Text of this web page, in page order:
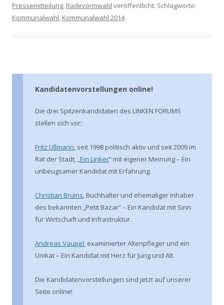
Pressemitteilung, Radevormwald veröffentlicht. Schlagworte:
Kommunalwahl, Kommunalwahl 2014.
Kandidatenvorstellungen online!
Die drei Spitzenkandidaten des LINKEN FORUMS
stellen sich vor:
Fritz Ullmann, seit 1998 politisch aktiv und seit 2009 im
Rat der Stadt, „Ein Linker“ mit eigener Meinung – Ein
unbeugsamer Kandidat mit Erfahrung.
Christian Bruins, Buchhalter und ehemaliger Inhaber
des bekannten „Petit Bazar“ – Ein Kandidat mit Sinn
für Wirtschaft und Infrastruktur.
Andreas Vaupel, examinierter Altenpfleger und ein
Unikat – Ein Kandidat mit Herz für Jung und Alt.
Die Kandidatenvorstellungen sind jetzt auf unserer
Seite online!